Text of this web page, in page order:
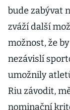
bude zabývat
zváží další
možnost, že
nezávislí
umožnily
Riu závodit,
nominační